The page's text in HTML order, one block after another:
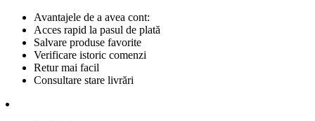
Avantajele de a avea cont:
Acces rapid la pasul de plată
Salvare produse favorite
Verificare istoric comenzi
Retur mai facil
Consultare stare livrări